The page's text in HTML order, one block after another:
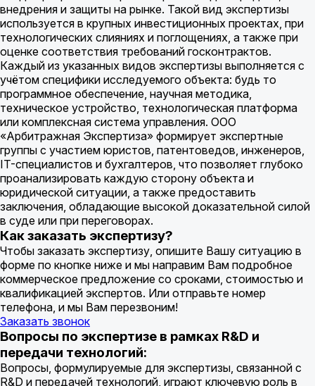
внедрения и защиты на рынке. Такой вид экспертизы
используется в крупных инвестиционных проектах, при
технологических слияниях и поглощениях, а также при
оценке соответствия требований госконтрактов.
Каждый из указанных видов экспертизы выполняется с
учётом специфики исследуемого объекта: будь то
программное обеспечение, научная методика,
техническое устройство, технологическая платформа
или комплексная система управления. ООО
«Арбитражная Экспертиза» формирует экспертные
группы с участием юристов, патентоведов, инженеров,
IT-специалистов и бухгалтеров, что позволяет глубоко
проанализировать каждую сторону объекта и
юридической ситуации, а также предоставить
заключения, обладающие высокой доказательной силой
в суде или при переговорах.
Как заказать экспертизу?
Чтобы заказать экспертизу, опишите Вашу ситуацию в
форме по кнопке ниже и мы направим Вам подробное
коммерческое предложение cо сроками, стоимостью и
квалификацией экспертов. Или отправьте номер
телефона, и мы Вам перезвоним!
Заказать звонок
Вопросы по экспертизе в рамках R&D и
передачи технологий:
Вопросы, формулируемые для экспертизы, связанной с
R&D и передачей технологий, играют ключевую роль в